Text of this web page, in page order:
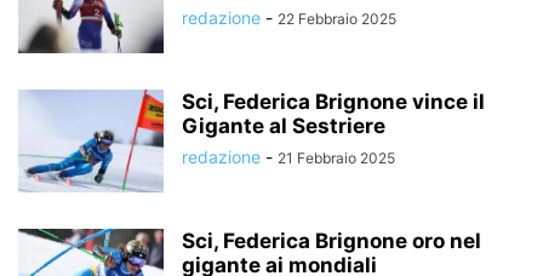
redazione - 22 Febbraio 2025
Sci, Federica Brignone vince il
Gigante al Sestriere
redazione - 21 Febbraio 2025
Sci, Federica Brignone oro nel
gigante ai mondiali